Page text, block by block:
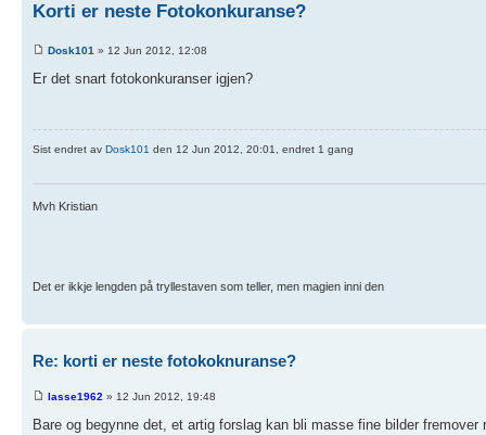
Korti er neste Fotokonkuranse?
Dosk101 » 12 Jun 2012, 12:08
Er det snart fotokonkuranser igjen?
Sist endret av Dosk101 den 12 Jun 2012, 20:01, endret 1 gang
Mvh Kristian
Det er ikkje lengden på tryllestaven som teller, men magien inni den
Re: korti er neste fotokoknuranse?
lasse1962 » 12 Jun 2012, 19:48
Bare og begynne det, et artig forslag kan bli masse fine bilder fremover